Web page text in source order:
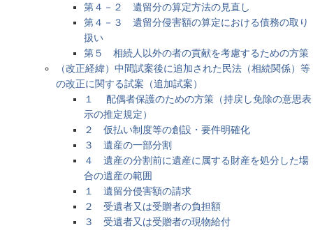
第４－２ 遺留分の算定方法の見直し
第４－３ 遺留分侵害額の算定における債務の取り
扱い
第５ 相続人以外の者の貢献を考慮するための方策
（改正経緯）中間試案後に追加された民法（相続関係）等
の改正に関する試案（追加試案）
１ 配偶者保護のための方策（持戻し免除の意思表
示の推定規定）
２ 仮払い制度等の創設・要件明確化
３ 遺産の一部分割
４ 遺産の分割前に遺産に属する財産を処分した場
合の遺産の範囲
１ 遺留分侵害額の請求
２ 受遺者又は受贈者の負担額
３ 受遺者又は受贈者の現物給付